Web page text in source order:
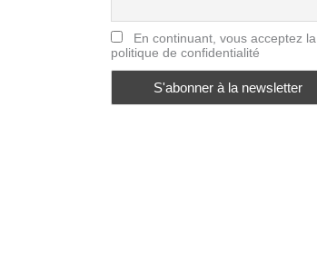
En continuant, vous acceptez la
politique de confidentialité